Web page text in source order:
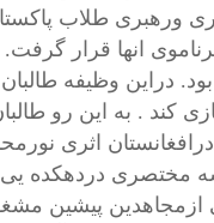
ورهبری طلاب
اهداف برناموی انها
دراین وظیفه طالبان
کند . به این رو
اثری
مختصری دردهکده
پیشین